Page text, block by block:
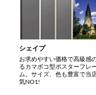
シェイプ
お求めやすい価格で高級感
るカマボコ型ポスターフレ
ム。サイズ、色も豊富で当
気NO1!